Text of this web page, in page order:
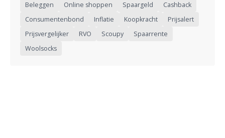
Beleggen Online shoppen Spaargeld
Cashback
Consumentenbond
Inflatie Koopkracht
Prijsalert
Prijsvergelijker
RVO Scoupy
Spaarrente
Woolsocks